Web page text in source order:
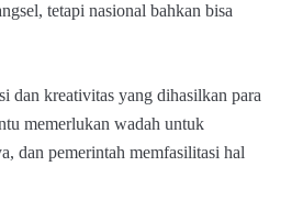
tetapi nasional bahkan bisa
dan kreativitas yang dihasilkan para
memerlukan wadah untuk
dan pemerintah memfasilitasi hal